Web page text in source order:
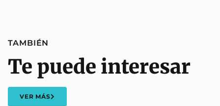
TAMBIÉN
Te puede interesar
VER MÁS